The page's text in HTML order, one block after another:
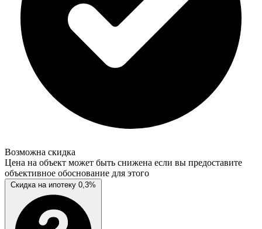
Возможна скидка
Цена на объект может быть снижена если вы предоставите
объективное обоснование для этого
Скидка на ипотеку 0,3%